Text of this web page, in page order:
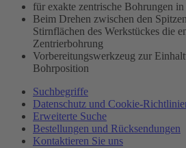
für exakte zentrische Bohrungen
Beim Drehen zwischen den
Stirnflächen des Werkstückes die
Zentrierbohrung
Vorbereitungswerkzeug zur
Bohrposition
Suchbegriffe
Datenschutz und Cookie-
Erweiterte Suche
Bestellungen und Rücksendungen
Kontaktieren Sie uns